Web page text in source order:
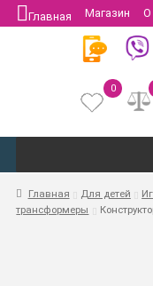
Главная Магазин О
Защита
0
Главная Для детей
трансформеры